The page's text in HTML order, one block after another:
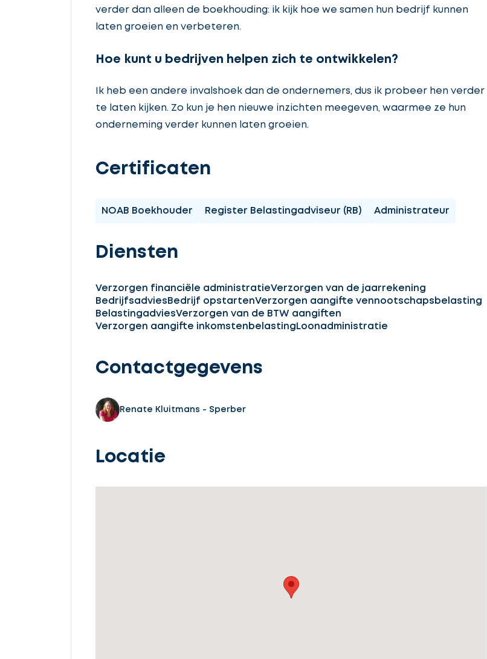
verder dan alleen de boekhouding: ik kijk hoe we samen hun bedrijf kunnen
laten groeien en verbeteren.
Hoe kunt u bedrijven helpen zich te ontwikkelen?
Ik heb een andere invalshoek dan de ondernemers, dus ik probeer hen verder
te laten kijken. Zo kun je hen nieuwe inzichten meegeven, waarmee ze hun
onderneming verder kunnen laten groeien.
Certificaten
NOAB Boekhouder Register Belastingadviseur (RB) Administrateur
Diensten
Verzorgen financiële administratieVerzorgen van de jaarrekening
Bedrijfsadvies Bedrijf opstartenVerzorgen aangifte vennootschapsbelasting
BelastingadviesVerzorgen van de BTW aangiften
Verzorgen aangifte inkomstenbelasting Loonadministratie
Contactgegevens
Renate Kluitmans - Sperber
Locatie
Ontvang